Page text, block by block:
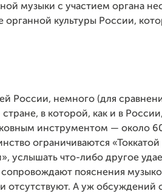
музыки с участием органа
органной культуры России,
России, немного (для
в которой, как и в
инструментом — около
ограничиваются
услышать что-либо другое
сопровождают пояснения
отсутствуют. А уж обсуждений